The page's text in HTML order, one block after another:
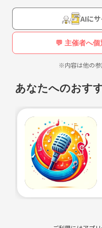
NG→マルチ商法やビジネス勧
月ごとのイベントだと
4月お花見オフ会
6月鎌倉巡り ボドゲオフ会
7月夏祭りオフ会
8月BBQオフ会
9月紅葉オフ会
10月ハロウィンオフ会
AIに
💬 主催者へ
※内容は他の参
あなたへのおす